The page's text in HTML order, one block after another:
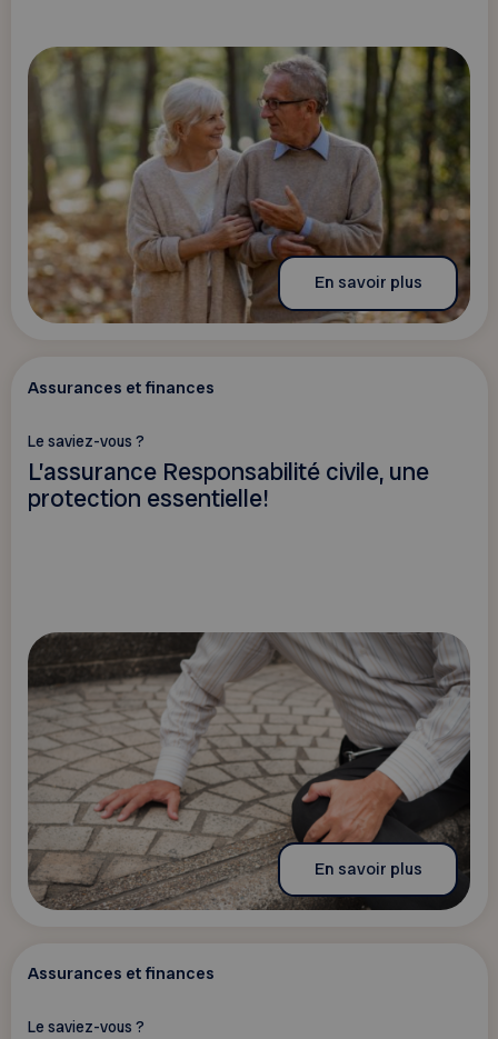
En savoir plus
Assurances et finances
Le saviez-vous ?
L’assurance Responsabilité civile, une
protection essentielle!
En savoir plus
Assurances et finances
Le saviez-vous ?